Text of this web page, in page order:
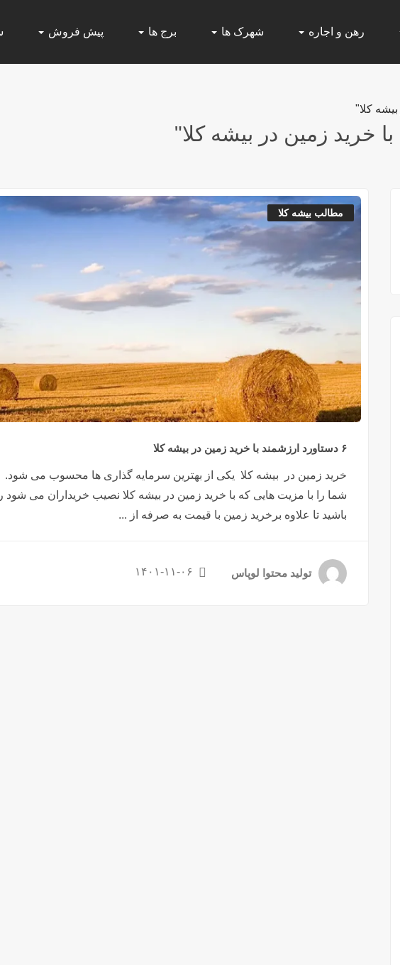
رهن و اجاره شهرک ها برج ها پیش فروش
کلا"
خرید زمین در بیشه کلا"
مطالب بیشه کلا
۶ دستاورد ارزشمند با خرید زمین در بیشه کلا
خرید زمین در بیشه کلا یکی از بهترین سرمایه گذاری ها محسوب می
شما را با مزیت هایی که با خرید زمین در بیشه کلا نصیب خریداران می شود
باشید تا علاوه برخرید زمین با قیمت به صرفه از ...
تولید محتوا لوپاس ۱۴۰۱-۱۱-۰۶